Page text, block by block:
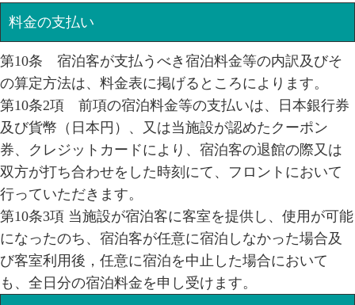
料金の支払い
第10条 宿泊客が支払うべき宿泊料金等の内訳及びそ
の算定方法は、料金表に掲げるところによります。
第10条2項 前項の宿泊料金等の支払いは、日本銀行券
及び貨幣（日本円）、又は当施設が認めたクーポン
券、クレジットカードにより、宿泊客の退館の際又は
双方が打ち合わせをした時刻にて、フロントにおいて
行っていただきます。
第10条3項 当施設が宿泊客に客室を提供し、使用が可能
になったのち、宿泊客が任意に宿泊しなかった場合及
び客室利用後，任意に宿泊を中止した場合において
も、全日分の宿泊料金を申し受けます。